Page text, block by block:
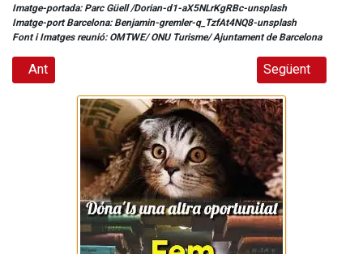
Imatge-portada: Parc Güell /Dorian-d1-aX5NLrKgRBc-unsplash
Imatge-port Barcelona: Benjamin-gremler-q_TzfAt4NQ8-unsplash
Font i Imatges reunió: OMTWE/ ONU Turisme/ Ajuntament de Barcelona
Article anterior: Rumbus i La Garrotxa, terra de volcans
Ant Article següent:
Següent